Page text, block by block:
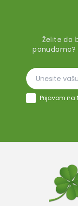
Želite da
ponudama?
Prijavom na